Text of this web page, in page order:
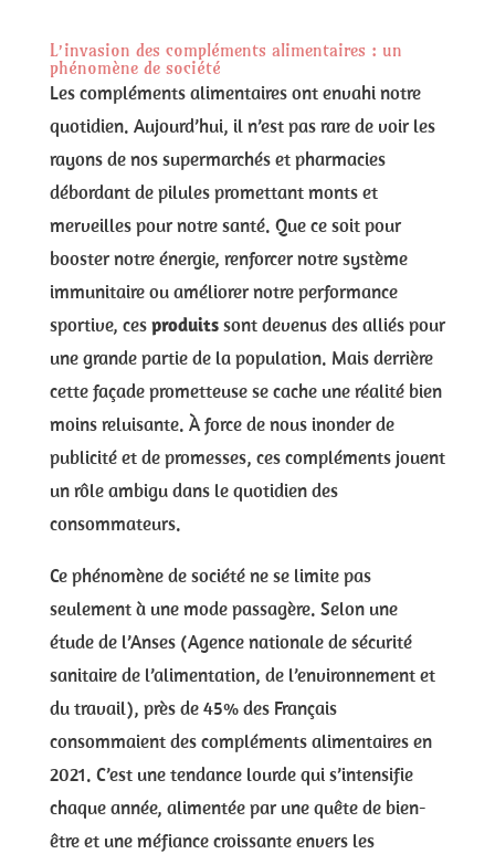
L’invasion des compléments alimentaires : un
phénomène de société
Les compléments alimentaires ont envahi notre
quotidien. Aujourd’hui, il n’est pas rare de voir les
rayons de nos supermarchés et pharmacies
débordant de pilules promettant monts et
merveilles pour notre santé. Que ce soit pour
booster notre énergie, renforcer notre système
immunitaire ou améliorer notre performance
sportive, cesproduitssont devenus des alliés pour
une grande partie de la population. Mais derrière
cette façade prometteuse se cache une réalité bien
moins reluisante. À force de nous inonder de
publicité et de promesses, ces compléments jouent
un rôle ambigu dans le quotidien des
consommateurs.
Ce phénomène de société ne se limite pas
seulement à une mode passagère. Selon une
étude de l’Anses (Agence nationale de sécurité
sanitaire de l’alimentation, de l’environnement et
du travail), près de 45% des Français
consommaient des compléments alimentaires en
2021. C’est une tendance lourde qui s’intensifie
chaque année, alimentée par une quête de bien-
être et une méfiance croissante envers les